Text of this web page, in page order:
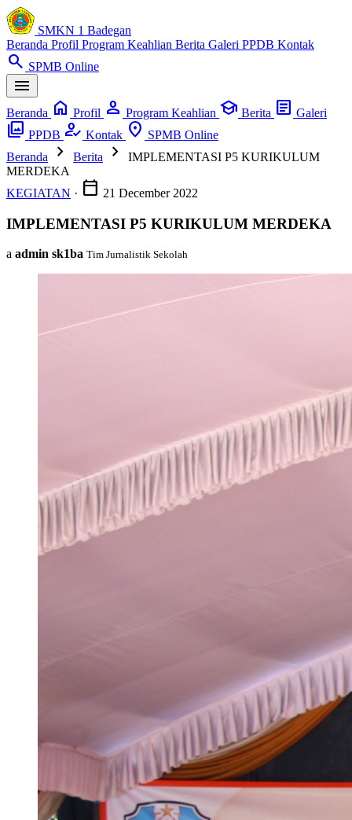
SMKN 1 Badegan
Beranda Profil Program Keahlian Berita Galeri PPDB Kontak
search SPMB Online
menu
Beranda home Profil person Program Keahlian school Berita article Galeri
photo_library PPDB how_to_reg Kontak location_on SPMB Online
Beranda
chevron_right Berita chevron_right
IMPLEMENTASI P5 KURIKULUM
MERDEKA
KEGIATAN · calendar_today 21 December 2022
IMPLEMENTASI P5 KURIKULUM MERDEKA
a admin sk1ba Tim Jurnalistik Sekolah